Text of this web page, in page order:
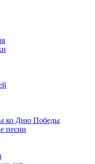
ко Дню Победы
песни